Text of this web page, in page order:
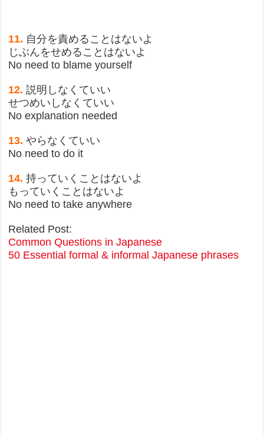
11. 自分を責めることはないよ
じぶんをせめることはないよ
No need to blame yourself
12. 説明しなくていい
せつめいしなくていい
No explanation needed
13. やらなくていい
No need to do it
14. 持っていくことはないよ
もっていくことはないよ
No need to take anywhere
Related Post:
Common Questions in Japanese
50 Essential formal & informal Japanese phrases